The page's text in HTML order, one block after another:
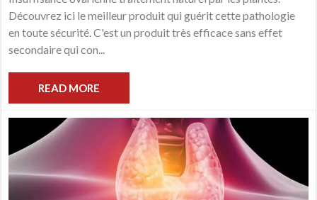
Découvrez ici le meilleur produit qui guérit cette pathologie
en toute sécurité. C'est un produit très efficace sans effet
secondaire qui con...
READ MORE